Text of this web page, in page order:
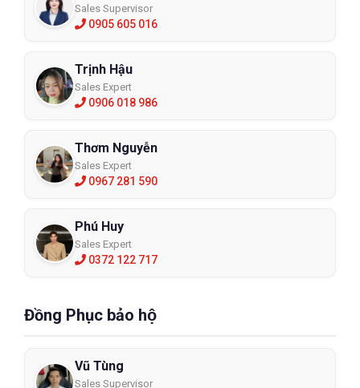
Sales Supervisor
0905 605 016
Trịnh Hậu
Sales Expert
0906 018 986
Thơm Nguyễn
Sales Expert
0967 281 590
Phú Huy
Sales Expert
0372 122 717
Đồng Phục bảo hộ
Vũ Tùng
Sales Supervisor